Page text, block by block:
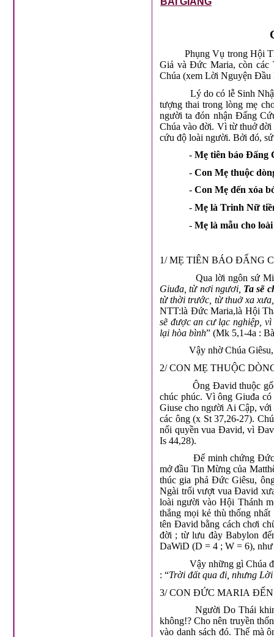
Phụng Vụ trong Hội
Giả và Đức Maria, còn các
Chúa (xem Lời Nguyện Đầu
Lý do có lễ Sinh
tượng thai trong lòng mẹ
người ta đón nhận Đấng
Chúa vào đời. Vì từ thuở
cứu độ loài người. Bởi đó,
- Mẹ tiên báo Đấng
- Con Mẹ thuộc
- Con Mẹ đến xóa
- Mẹ là Trinh Nữ
- Mẹ là mẫu cho
1/ MẸ TIÊN BÁO ĐẤNG
Qua lời ngôn sứ
Giuđa, từ nơi ngươi, Ta sẽ
từ thời trước, từ thuở xa
NTT:là Đức Maria,là Hội
sẽ được an cư lạc nghiệp,
lại hòa bình” (Mk 5,1-4a :
Vậy nhờ Chúa
2/ CON MẸ THUỘC
Ông Đavid thuộc
chúc phúc. Vì ông Giuđa có
Giuse cho người Ai Cập, với
các ông (x St 37,26-27).
nối quyền vua Đavid, vì
Is 44,28).
Để minh chứng
mở đầu Tin Mừng của
thúc gia phả Đức Giêsu,
Ngài trổi vượt vua Đavid
loài người vào Hội Thánh
thắng mọi kẻ thù thống
tên Đavid bằng cách chơi
đời ; từ lưu đày Babylon
DaWiD (D = 4 ; W = 6), như
Vậy những gì Chúa
: “Trời đất qua đi, nhưng
3/ CON ĐỨC MARIA
Người Do Thái
không!? Cho nên truyền
vào danh sách đó. Thế mà